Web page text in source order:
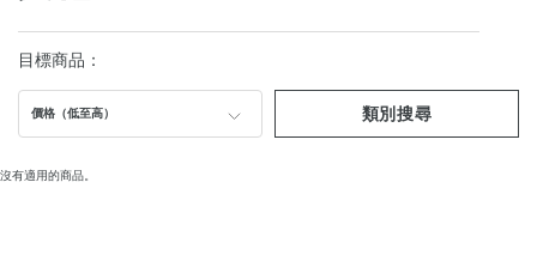
目標商品：
價格（低至高） 類別搜尋
沒有適用的商品。